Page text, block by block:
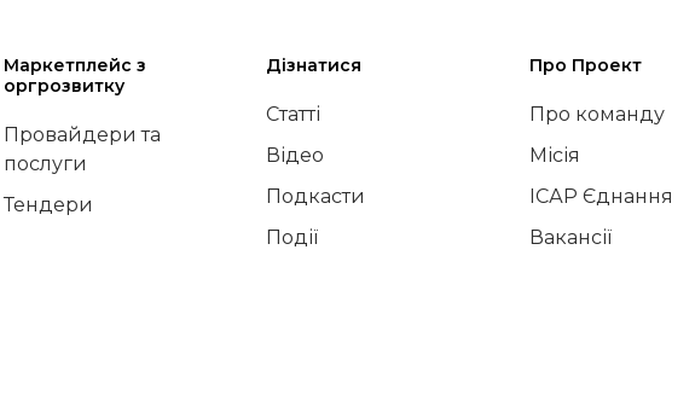
Маркетплейс з
оргрозвитку
Провайдери та
послуги
Тендери
Дізнатися
Статті
Відео
Подкасти
Події
Про Проект
Про команду
Місія
ІСАР Єднання
Вакансії